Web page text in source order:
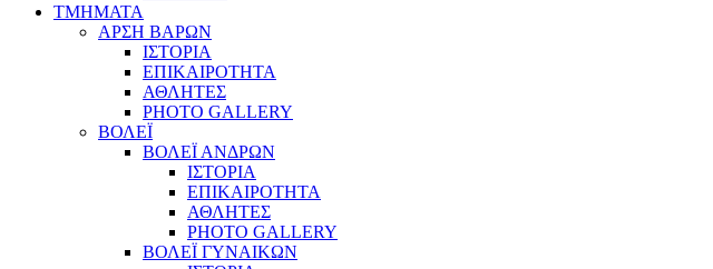
ΤΜΗΜΑΤΑ
ΑΡΣΗ ΒΑΡΩΝ
ΙΣΤΟΡΙΑ
ΕΠΙΚΑΙΡΟΤΗΤΑ
ΑΘΛΗΤΕΣ
PHOTO GALLERY
ΒΟΛΕΪ
ΒΟΛΕΪ ΑΝΔΡΩΝ
ΙΣΤΟΡΙΑ
ΕΠΙΚΑΙΡΟΤΗΤΑ
ΑΘΛΗΤΕΣ
PHOTO GALLERY
ΒΟΛΕΪ ΓΥΝΑΙΚΩΝ